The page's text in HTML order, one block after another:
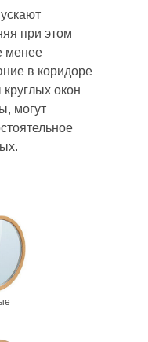
при этом
менее
в коридоре
окон
могут